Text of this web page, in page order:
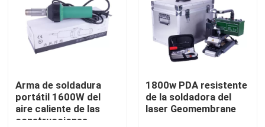
Geotextil no tejido del filamento
El HDPE texturizó Geomembrane
Arma de soldadura
portátil 1600W del
aire caliente de las
construcciones
1800w PDA resistente
de la soldadora del
laser Geomembrane